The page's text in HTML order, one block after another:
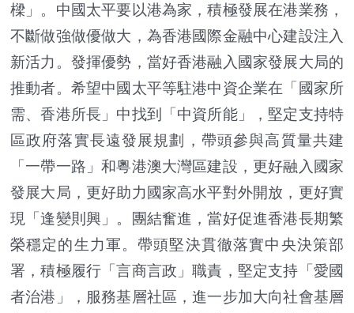
樑」。中國太平要以港為家，積極發展在港業務，
不斷做強做優做大，為香港國際金融中心建設注入
新活力。發揮優勢，當好香港融入國家發展大局的
推動者。希望中國太平等駐港中資企業在「國家所
需、香港所長」中找到「中資所能」，堅定支持特
區政府落實長遠發展規劃，帶頭參與高質量共建
「一帶一路」和粵港澳大灣區建設，更好融入國家
發展大局，更好助力國家高水平對外開放，更好實
現「逢變則興」。團結奮進，當好促進香港長期繁
榮穩定的生力軍。帶頭堅決貫徹落實中央決策部
署，積極履行「言商言政」職責，堅定支持「愛國
者治港」，服務基層社區，進一步加大向社會基層